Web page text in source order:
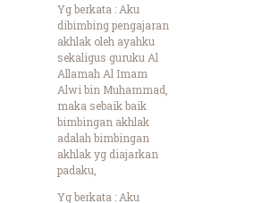
Yg berkata : Aku
dibimbing pengajaran
akhlak oleh ayahku
sekaligus guruku Al
Allamah Al Imam
Alwi bin Muhammad,
maka sebaik baik
bimbingan akhlak
adalah bimbingan
akhlak yg diajarkan
padaku,
Yg berkata : Aku